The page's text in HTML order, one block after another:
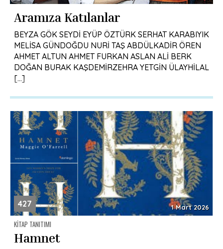
Aramıza Katılanlar
BEYZA GÖK SEYDİ EYÜP ÖZTÜRK SERHAT KARABIYIK
MELİSA GÜNDOĞDU NURİ TAŞ ABDÜLKADİR ÖREN
AHMET ALTUN AHMET FURKAN ASLAN ALİ BERK
DOĞAN BURAK KAŞDEMİRZEHRA YETGİN ÜLAYHİLAL
[…]
427 1 Mart 2026
KITAP TANITIMI
Hamnet